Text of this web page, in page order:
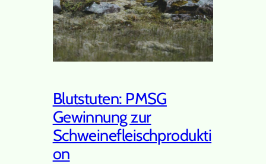
Blutstuten: PMSG
Gewinnung zur
Schweinefleischprodukti
on